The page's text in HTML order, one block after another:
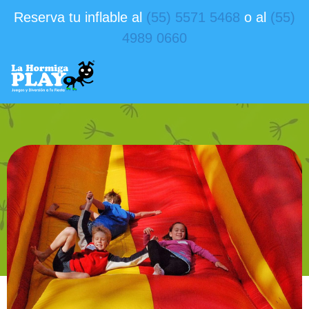
Reserva tu inflable al (55) 5571 5468 o al (55)
4989 0660